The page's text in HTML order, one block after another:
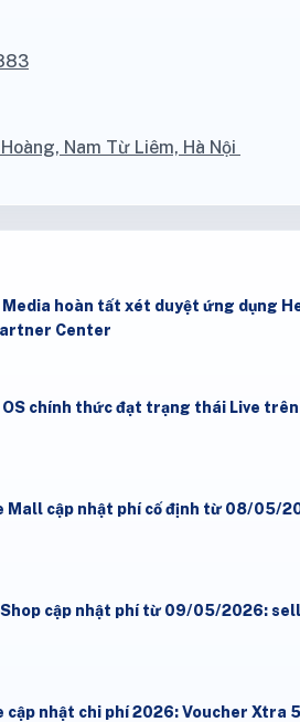
Nam Từ Liêm, Hà Nội
Media hoàn tất xét duyệt ứng dụng
Center
chính thức đạt trạng thái Live
Mall cập nhật phí cố định từ 08/05/
cập nhật phí từ 09/05/2026:
cập nhật chi phí 2026: Voucher Xtra